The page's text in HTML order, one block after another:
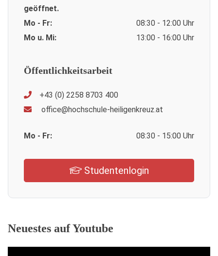
geöffnet.
Mo - Fr:
08:30 - 12:00 Uhr
Mo u. Mi:
13:00 - 16:00 Uhr
Öffentlichkeitsarbeit
+43 (0) 2258 8703 400
office@hochschule-heiligenkreuz.at
Mo - Fr: 08:30 - 15:00 Uhr
Studentenlogin
Neuestes auf Youtube